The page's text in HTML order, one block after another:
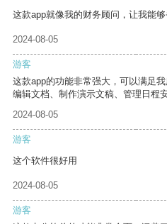
这款app就像我的财务顾问，让我能够
2024-08-05
游客
这款app的功能非常强大，可以满足
编辑文档、制作演示文稿、管理日程安
2024-08-05
游客
这个软件很好用
2024-08-05
游客